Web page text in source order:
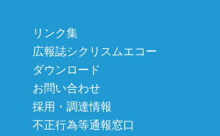
リンク集
広報誌シクリスムエコー
ダウンロード
お問い合わせ
採用・調達情報
不正行為等通報窓口